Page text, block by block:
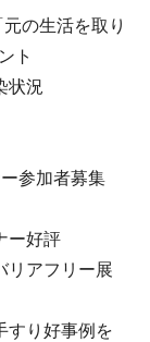
の生活を取り
ト
状況
参加者募集
ー好評
アフリー展
り好事例を